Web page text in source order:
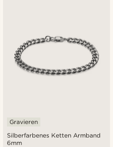
Silberfarbenes Ketten Armband
6mm
Gravieren